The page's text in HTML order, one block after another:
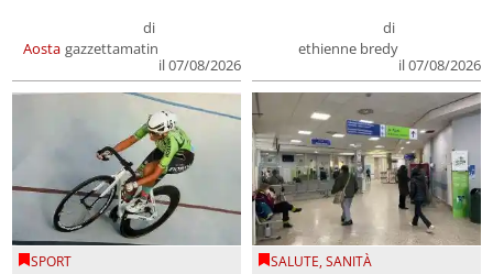
Aosta
di
gazzettamatin
il 07/08/2026
di
ethienne bredy
il 07/08/2026
SPORT SALUTE,SANITÀ